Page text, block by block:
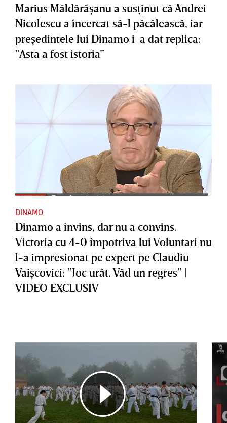
Marius Măldărăşanu a susţinut că Andrei
Nicolescu a încercat să-l păcălească, iar
preşedintele lui Dinamo i-a dat replica:
”Asta a fost istoria”
DINAMO
Dinamo a învins, dar nu a convins.
Victoria cu 4-0 împotriva lui Voluntari nu
l-a impresionat pe expert pe Claudiu
Vaişcovici: ”Joc urât. Văd un regres” |
VIDEO EXCLUSIV